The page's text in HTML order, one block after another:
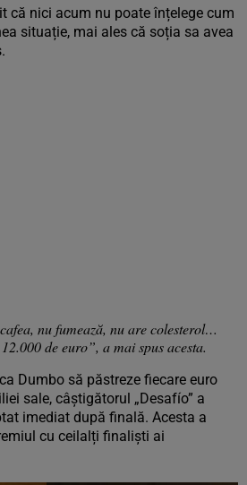
că nici acum nu poate înțelege cum
situație, mai ales că soția sa avea
nu fumează, nu are colesterol…
de euro”, a mai spus acesta.
Dumbo să păstreze fiecare euro
sale, câștigătorul „Desafío” a
imediat după finală. Acesta a
cu ceilalți finaliști ai